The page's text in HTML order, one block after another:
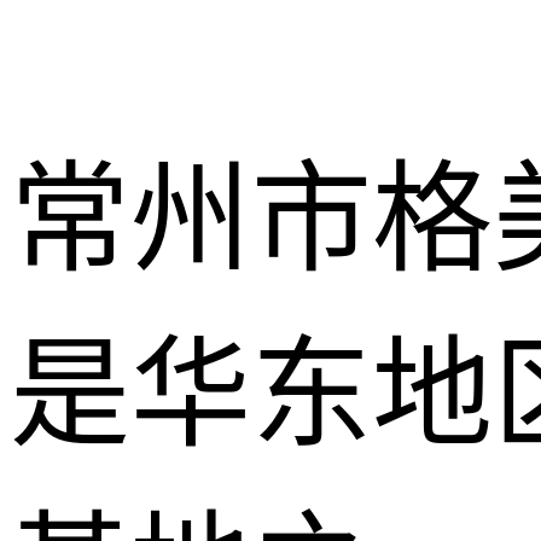
常州市格
是华东地